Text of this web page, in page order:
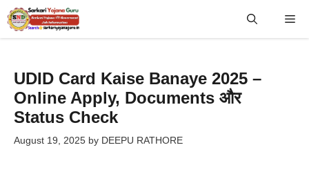
Skip
to
UDID Card Kaise Banaye 2025 –
Online Apply, Documents और
Status Check
August 19, 2025 by DEEPU RATHORE